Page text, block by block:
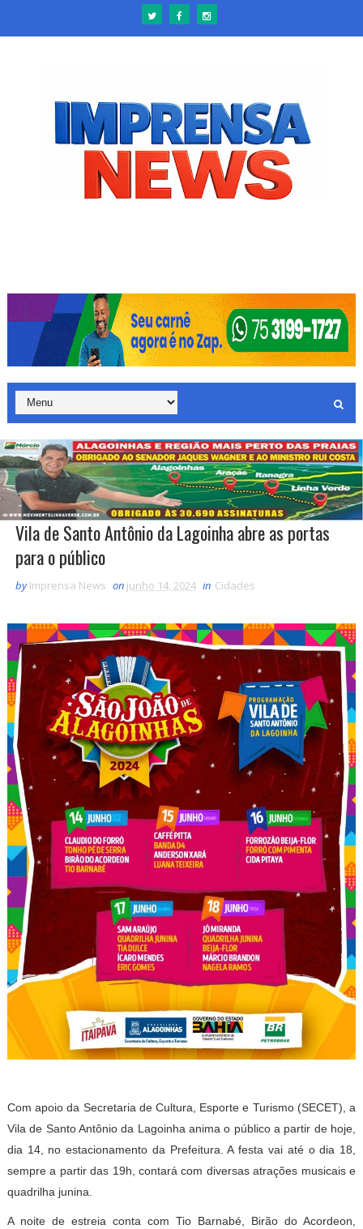
Vila de Santo Antônio da Lagoinha abre as portas
para o público
by Imprensa News on junho 14, 2024 in Cidades
Com apoio da Secretaria de Cultura, Esporte e Turismo (SECET), a
Vila de Santo Antônio da Lagoinha anima o público a partir de hoje,
dia 14, no estacionamento da Prefeitura. A festa vai até o dia 18,
sempre a partir das 19h, contará com diversas atrações musicais e
quadrilha junina.
A noite de estreia conta com Tio Barnabé, Birão do Acordeon,